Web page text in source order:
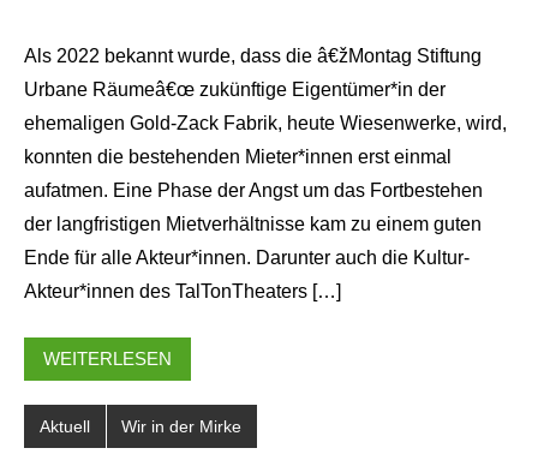
Als 2022 bekannt wurde, dass die â€žMontag Stiftung
Urbane Räumeâ€œ zukünftige Eigentümer*in der
ehemaligen Gold-Zack Fabrik, heute Wiesenwerke, wird,
konnten die bestehenden Mieter*innen erst einmal
aufatmen. Eine Phase der Angst um das Fortbestehen
der langfristigen Mietverhältnisse kam zu einem guten
Ende für alle Akteur*innen. Darunter auch die Kultur-
Akteur*innen des TalTonTheaters […]
WEITERLESEN
Aktuell Wir in der Mirke